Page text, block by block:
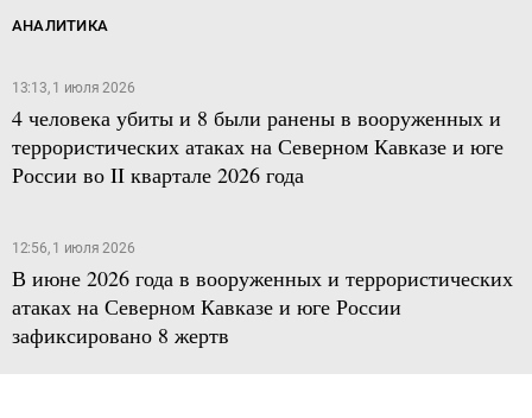
АНАЛИТИКА
13:13, 1 июля 2026
4 человека убиты и 8 были ранены в вооруженных и
террористических атаках на Северном Кавказе и юге
России во II квартале 2026 года
12:56, 1 июля 2026
В июне 2026 года в вооруженных и террористических
атаках на Северном Кавказе и юге России
зафиксировано 8 жертв